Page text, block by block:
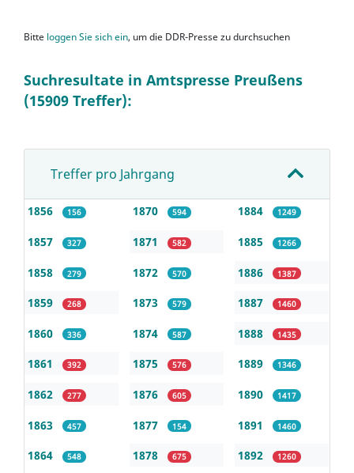
Bitte loggen Sie sich ein, um die DDR-Presse zu durchsuchen
Suchresultate in Amtspresse Preußens
(15909 Treffer):
Treffer pro Jahrgang
1856 156
1857 327
1858 279
1859 268
1860 336
1861 392
1862 277
1863 457
1864 548
1870 594
1871 582
1872 570
1873 579
1874 587
1875 576
1876 605
1877 154
1878 675
1884 1249
1885 1266
1886 1387
1887 1460
1888 1435
1889 1346
1890 1417
1891 1460
1892 1260